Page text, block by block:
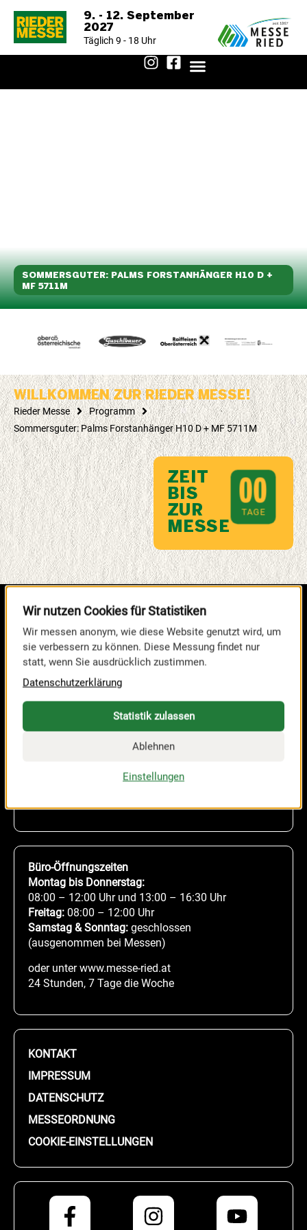
9. - 12. September
2027
Täglich 9 - 18 Uhr
SOMMERSGUTER: PALMS FORSTANHÄNGER H10 D +
MF 5711M
WILLKOMMEN ZUR RIEDER MESSE!
Rieder Messe
Programm
Sommersguter: Palms Forstanhänger H10 D + MF 5711M
ZEIT
BIS
ZUR
MESSE
00
TAGE
A-4910 Ried im Innkreis
+43 7752 84011-0
Büro-Öffnungszeiten
Montag bis Donnerstag:
08:00 – 12:00 Uhr und 13:00 – 16:30 Uhr
Freitag: 08:00 – 12:00 Uhr
Samstag & Sonntag: geschlossen
(ausgenommen bei Messen)
oder unter www.messe-ried.at
24 Stunden, 7 Tage die Woche
KONTAKT
IMPRESSUM
DATENSCHUTZ
MESSEORDNUNG
COOKIE-EINSTELLUNGEN
Wir nutzen Cookies für Statistiken
Wir messen anonym, wie diese Website genutzt wird, um
sie verbessern zu können. Diese Messung findet nur
statt, wenn Sie ausdrücklich zustimmen.
Datenschutzerklärung
Statistik zulassen
Ablehnen
Einstellungen